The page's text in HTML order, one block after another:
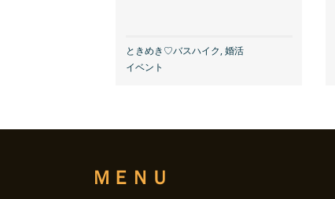
ときめき♡バスハイク,婚活
イベント
ＭＥＮＵ